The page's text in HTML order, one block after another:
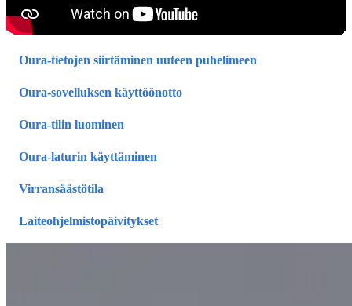
Oura-tietojen siirtäminen uuteen puhelimeen
Oura-sovelluksen käyttöönotto
Oura-tilin luominen
Oura-laturin käyttäminen
Virransäästötila
Laiteohjelmistopäivitykset